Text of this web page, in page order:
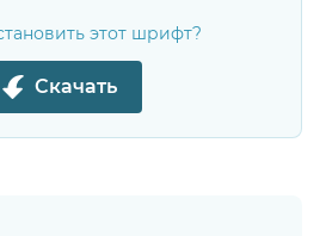
этот шрифт?
Скачать